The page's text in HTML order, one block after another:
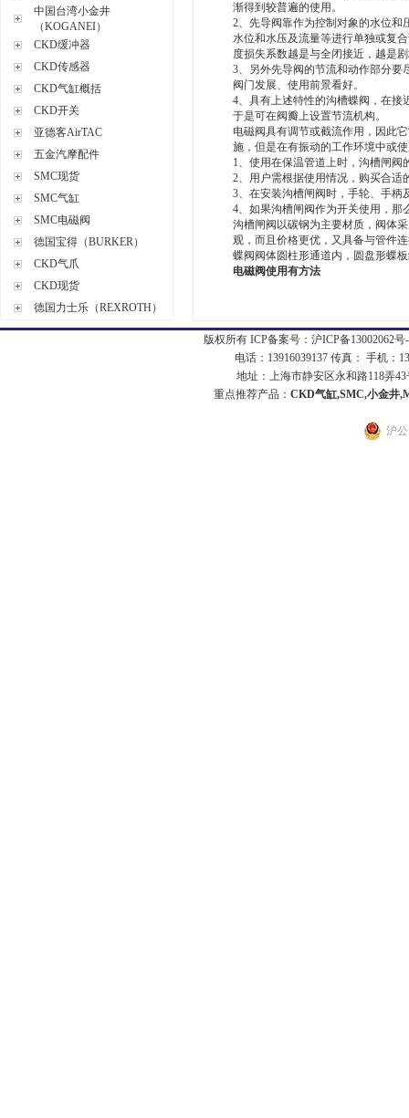
中国台湾小金井
（KOGANEI）
CKD缓冲器
CKD传感器
CKD气缸概括
CKD开关
亚德客AirTAC
五金汽摩配件
SMC现货
SMC气缸
SMC电磁阀
德国宝得（BURKER）
CKD气爪
CKD现货
德国力士乐（REXROTH）
渐得到较普遍的使用。
2、先导阀靠作为控制对象的水位和
水位和水压及流量等进行单独或复
度损失系数越是与全闭接近，越是
3、另外先导阀的节流和动作部分要
阀门发展、使用前景看好。
4、具有上述特性的沟槽蝶阀，在接
于是可在阀瓣上设置节流机构。
电磁阀具有调节或截流作用，因此
施，但是在有振动的工作环境中或
1、使用在保温管道上时，沟槽闸阀
2、用户需根据使用情况，购买合适
3、在安装沟槽闸阀时，手轮、手柄
4、如果沟槽闸阀作为开关使用，那
沟槽闸阀以碳钢为主要材质，阀体
观，而且价格更优，又具备与管件
蝶阀阀体圆柱形通道内，圆盘形蝶
电磁阀使用有方法
版权所有 ICP备案号： 沪ICP备13002062号
电话：13916039137 传真： 手机：
地址：上海市静安区永和路118弄43
重点推荐产品： CKD气缸,SMC,小金井
沪公